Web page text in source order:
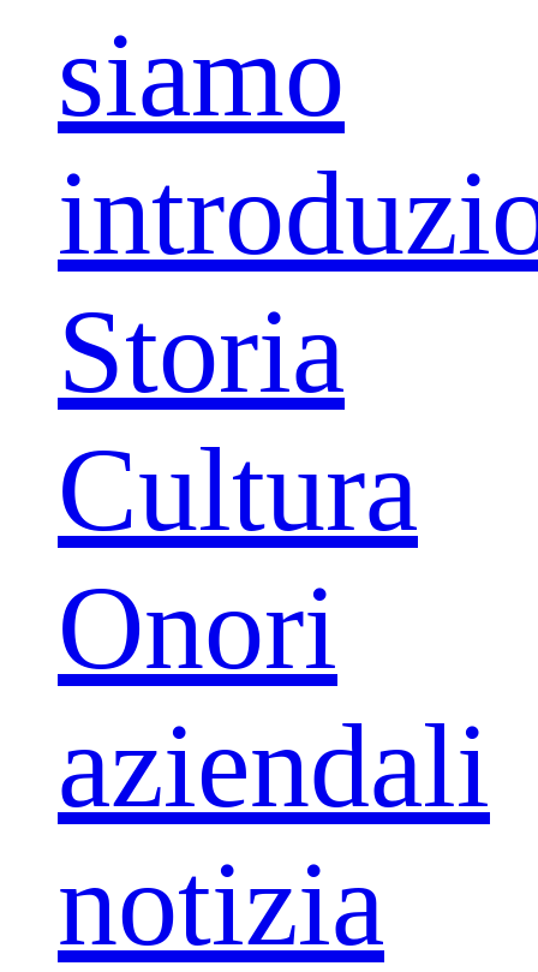
siamo
Storia
Cultura
Onori
aziendali
notizia